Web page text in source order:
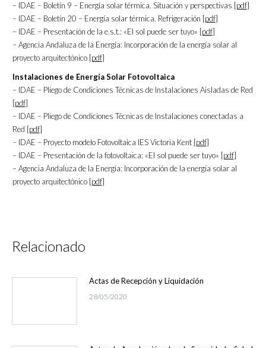
– IDAE – Boletín 9 – Energía solar térmica. Situación y perspectivas [pdf]
– IDAE – Boletín 20 – Energía solar térmica. Refrigeración [pdf]
– IDAE – Presentación de la e.s.t.: «El sol puede ser tuyo» [pdf]
– Agencia Andaluza de la Energía: Incorporación de la energía solar al
proyecto arquitectónico [pdf]
Instalaciones de Energía Solar Fotovoltaica
– IDAE – Pliego de Condiciones Técnicas de Instalaciones Aisladas de Red
[pdf]
– IDAE – Pliego de Condiciones Técnicas de Instalaciones conectadas a
Red [pdf]
– IDAE – Proyecto modelo Fotovoltaica IES Victoria Kent [pdf]
– IDAE – Presentación de la fotovoltaica: «El sol puede ser tuyo» [pdf]
– Agencia Andaluza de la Energía: Incorporación de la energía solar al
proyecto arquitectónico [pdf]
Relacionado
Actas de Recepción y Liquidación
28/05/2020